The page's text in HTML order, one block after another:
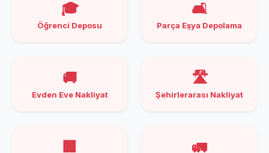
🎓
Öğrenci Deposu
🛋️
Parça Eşya Depolama
🚚
Evden Eve Nakliyat
🛣️
Şehirlerarası Nakliyat
🏢 🚛